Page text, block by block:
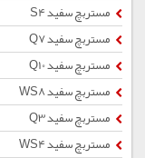
مستربچ سفید S4
مستربچ سفید Q7
مستربچ سفید Q10
مستربچ سفید WS8
مستربچ سفید Q3
مستربچ سفید WS4